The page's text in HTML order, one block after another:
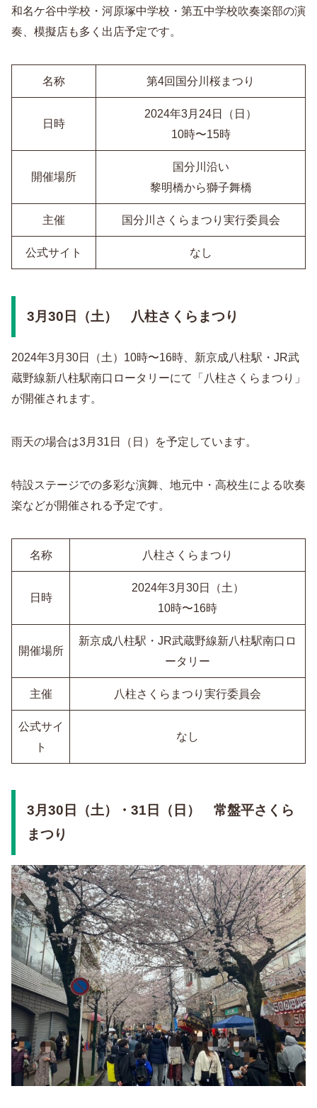
和名ケ谷中学校・河原塚中学校・第五中学校吹奏楽部の演
奏、模擬店も多く出店予定です。
名称 第4回国分川桜まつり
日時
2024年3月24日（日）
10時〜15時
開催場所
国分川沿い
黎明橋から獅子舞橋
主催 国分川さくらまつり実行委員会
公式サイト なし
3月30日（土） 八柱さくらまつり
2024年3月30日（土）10時〜16時、新京成八柱駅・JR武
蔵野線新八柱駅南口ロータリーにて「八柱さくらまつり」
が開催されます。
雨天の場合は3月31日（日）を予定しています。
特設ステージでの多彩な演舞、地元中・高校生による吹奏
楽などが開催される予定です。
名称 八柱さくらまつり
日時
2024年3月30日（土）
10時〜16時
開催場所
新京成八柱駅・JR武蔵野線新八柱駅南口ロ
ータリー
主催 八柱さくらまつり実行委員会
公式サイ
ト
なし
3月30日（土）・31日（日） 常盤平さくら
まつり